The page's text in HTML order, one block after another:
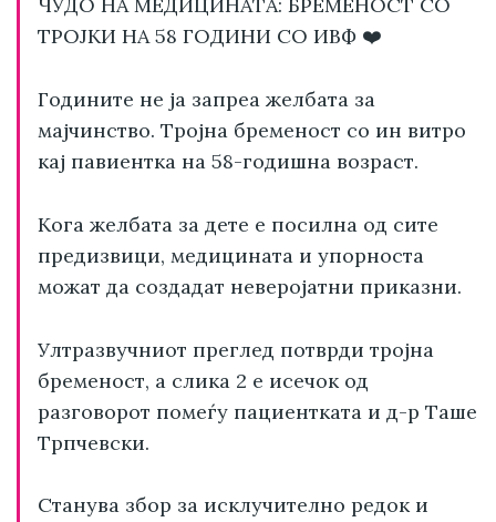
ЧУДО НА МЕДИЦИНАТА: БРЕМЕНОСТ СО
ТРОЈКИ НА 58 ГОДИНИ СО ИВФ ❤️
Годините не ја запреа желбата за
мајчинство. Тројна бременост со ин витро
кај павиентка на 58-годишна возраст.
Кога желбата за дете е посилна од сите
предизвици, медицината и упорноста
можат да создадат неверојатни приказни.
Ултразвучниот преглед потврди тројна
бременост, а слика 2 е исечок од
разговорот помеѓу пациентката и д-р Таше
Трпчевски.
Станува збор за исклучително редок и